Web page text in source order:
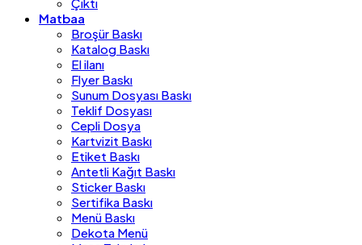
Matbaa
Broşür Baskı
Katalog Baskı
El ilanı
Flyer Baskı
Sunum Dosyası Baskı
Teklif Dosyası
Cepli Dosya
Kartvizit Baskı
Etiket Baskı
Antetli Kağıt Baskı
Sticker Baskı
Sertifika Baskı
Menü Baskı
Dekota Menü